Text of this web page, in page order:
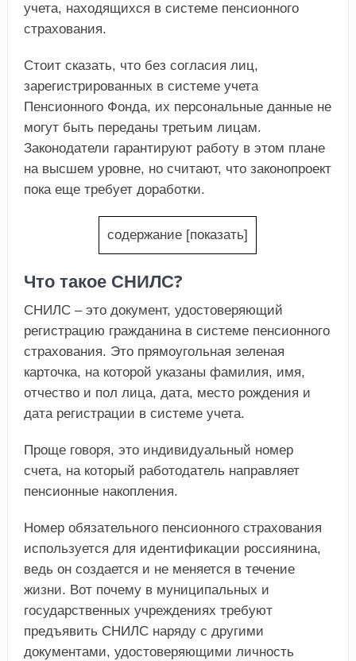
учета, находящихся в системе пенсионного
страхования.
Стоит сказать, что без согласия лиц,
зарегистрированных в системе учета
Пенсионного Фонда, их персональные данные не
могут быть переданы третьим лицам.
Законодатели гарантируют работу в этом плане
на высшем уровне, но считают, что законопроект
пока еще требует доработки.
содержание [показать]
Что такое СНИЛС?
СНИЛС – это документ, удостоверяющий
регистрацию гражданина в системе пенсионного
страхования. Это прямоугольная зеленая
карточка, на которой указаны фамилия, имя,
отчество и пол лица, дата, место рождения и
дата регистрации в системе учета.
Проще говоря, это индивидуальный номер
счета, на который работодатель направляет
пенсионные накопления.
Номер обязательного пенсионного страхования
используется для идентификации россиянина,
ведь он создается и не меняется в течение
жизни. Вот почему в муниципальных и
государственных учреждениях требуют
предъявить СНИЛС наряду с другими
документами, удостоверяющими личность